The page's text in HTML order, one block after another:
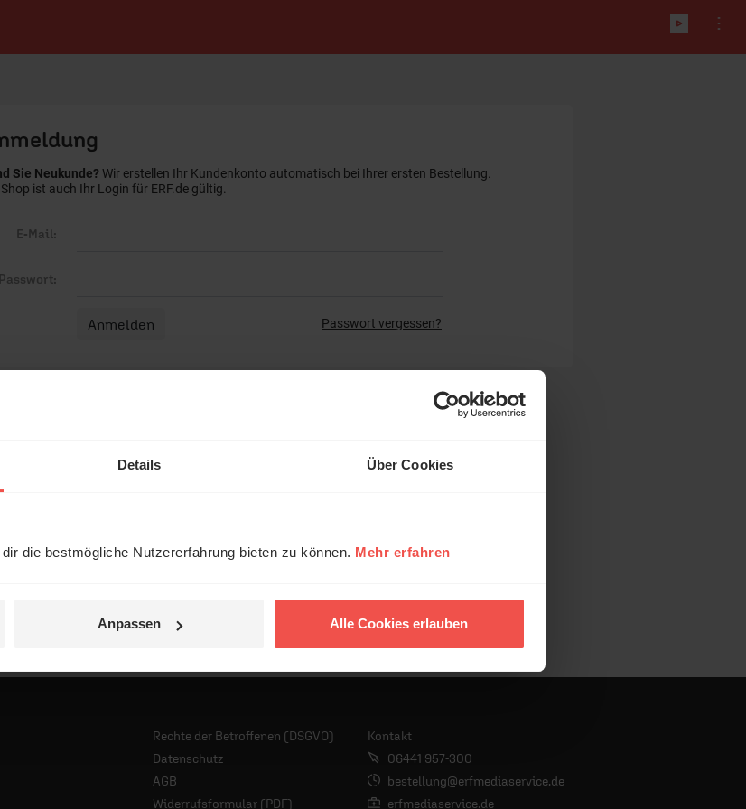
Details Über Cookies
die bestmögliche Nutzererfahrung bieten zu können. Mehr erfahren
Anpassen Alle Cookies erlauben
Sie Neukunde? Wir erstellen Ihr Kundenkonto automatisch bei Ihrer ersten Bestellung.
ist auch Ihr Login für ERF.de gültig.
E-Mail:
Passwort:
Passwort vergessen?
Rechte der Betroffenen (DSGVO)
Datenschutz
AGB
Widerrufsformular (PDF)
Kontakt
06441 957-300
bestellung@erfmediaservice.de
erfmediaservice.de